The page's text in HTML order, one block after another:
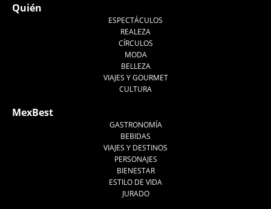
Quién
ESPECTÁCULOS
REALEZA
CÍRCULOS
MODA
BELLEZA
VIAJES Y GOURMET
CULTURA
MexBest
GASTRONOMÍA
BEBIDAS
VIAJES Y DESTINOS
PERSONAJES
BIENESTAR
ESTILO DE VIDA
JURADO